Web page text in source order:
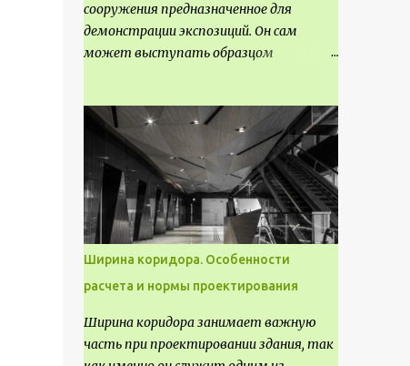
сооружения предназначенное для
демонстрации экспозиций. Он сам
может выступать образцом
достижений. Как правило, это
относится к международным и
всемирным выставкам. Выставочные
павильоны классифицируют на:
универсальные тематические
временные постоянные передвижные
стационарные Назначение
выставочных павильонов - показ
экспозиции, с целью информации,
пропаганды, рекламы, внедрения новых
технологий, обмен опытом,
привлечения внимания и т.д.
Ширина коридора. Особенности
расчета и нормы проектирования
Ширина коридора занимает важную
часть при проектировании здания, так